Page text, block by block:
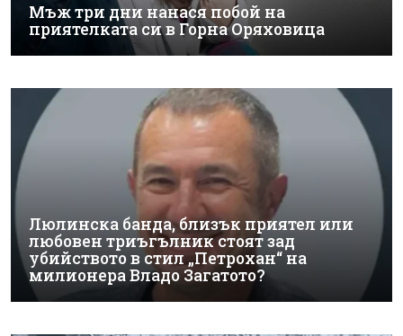
Мъж три дни нанася побой на
приятелката си в Горна Оряховица
Люлинска банда, близък приятел или
любовен триъгълник стоят зад
убийството в стил „Петрохан“ на
милионера Владо Загатото?